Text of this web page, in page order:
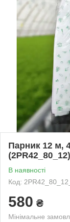
Парник 12 м,
(2PR42_80_12)
В наявності
Код:
580 ₴
Мінімальне